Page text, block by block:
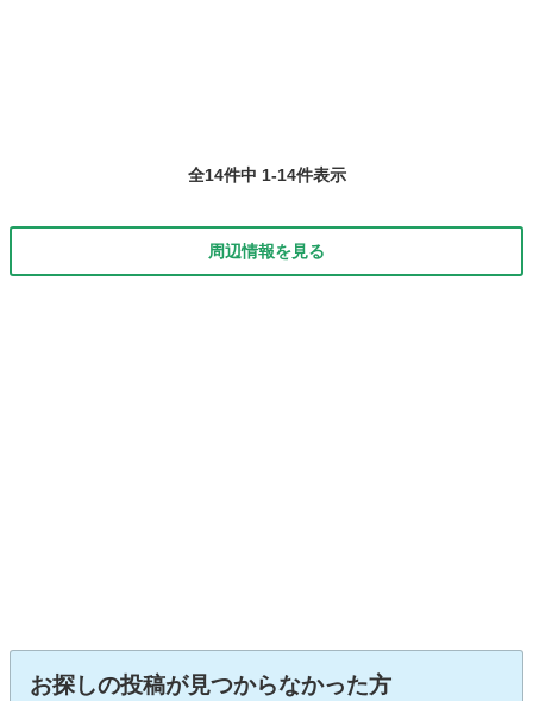
全14件中 1-14件表示
周辺情報を見る
お探しの投稿が見つからなかった方